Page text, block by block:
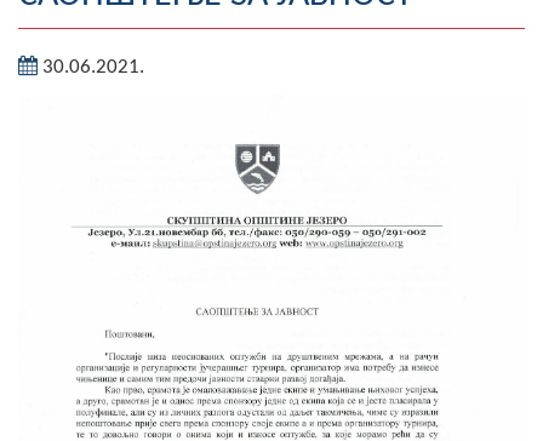
Географија
НАЧЕЛНИК
Замјеник начелника
Извјештај о раду начелника
30.06.2021.